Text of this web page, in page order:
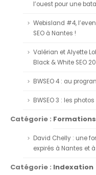
l’ouest pour une
Webisland #4,
SEO à Nantes !
Valérian et Alyette
Black & White SEO
BWSEO 4 : au
BWSEO 3 : les
Catégorie : Formations
David Chelly : une
expirés à Nantes et à
Catégorie : Indexation